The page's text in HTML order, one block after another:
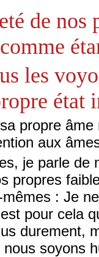
de nos
les
état
propre
aux
je parle de
propres
: Je
pour cela
durement,
soyons